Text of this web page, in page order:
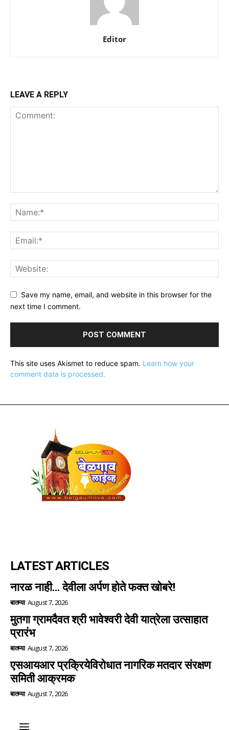
Editor
LEAVE A REPLY
Save my name, email, and website in this browser for the
next time I comment.
This site uses Akismet to reduce spam. Learn how your
comment data is processed.
LATEST ARTICLES
नारळ नाही… देवीला अर्पण होते फक्त खोबरे!
बातम्या August 7, 2026
मुतगा ग्रामदैवत श्री भावेश्वरी देवी यात्रेला उत्साहात
प्रारंभ
बातम्या August 7, 2026
एसआयआर प्रक्रियेविरोधात नागरिक मतदार संरक्षण
समिती आक्रमक
बातम्या August 7, 2026